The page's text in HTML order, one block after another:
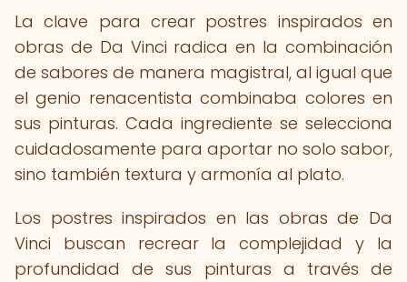
La clave para crear postres inspirados en
obras de Da Vinci radica en la combinación
de sabores de manera magistral, al igual que
el genio renacentista combinaba colores en
sus pinturas. Cada ingrediente se selecciona
cuidadosamente para aportar no solo sabor,
sino también textura y armonía al plato.
Los postres inspirados en las obras de Da
Vinci buscan recrear la complejidad y la
profundidad de sus pinturas a través de